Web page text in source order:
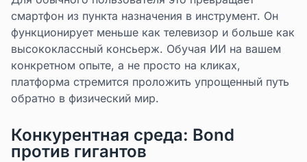
смартфон из пункта назначения в инструмент. Он
функционирует меньше как телевизор и больше как
высококлассный консьерж. Обучая ИИ на вашем
конкретном опыте, а не просто на кликах,
платформа стремится проложить упрощенный путь
обратно в физический мир.
Конкурентная среда: Bond
против гигантов